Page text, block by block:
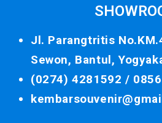
Jl. Parangtritis
Sewon, Bantul,
(0274) 4281592 /